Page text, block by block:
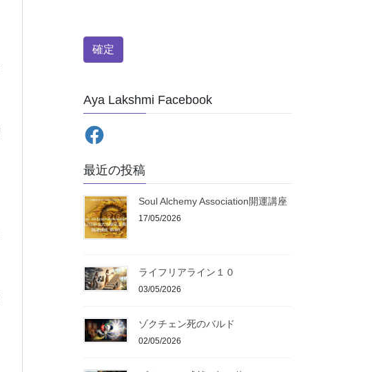
Aya Lakshmi Facebook
最近の投稿
Soul Alchemy Association開運講座
17/05/2026
ライフリアライン１０
03/05/2026
ゾクチェン死のバルド
02/05/2026